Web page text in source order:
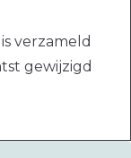
verzameld
gewijzigd